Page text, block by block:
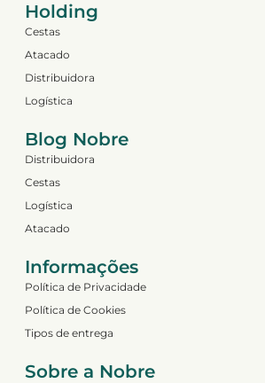
Holding
Cestas
Atacado
Distribuidora
Logística
Blog Nobre
Distribuidora
Cestas
Logística
Atacado
Informações
Política de Privacidade
Política de Cookies
Tipos de entrega
Sobre a Nobre